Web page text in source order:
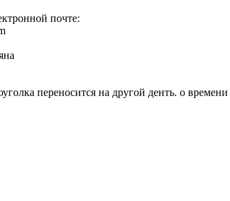
почте:
переносится на другой денть. о